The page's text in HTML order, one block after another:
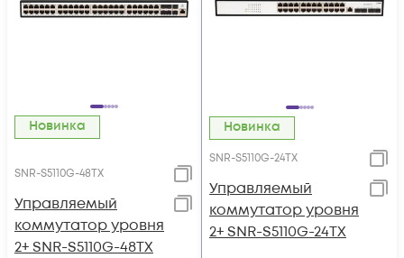
Новинка
SNR-S5110G-48TX
Управляемый
коммутатор уровня
2+ SNR-S5110G-48TX
Новинка
SNR-S5110G-24TX
Управляемый
коммутатор уровня
2+ SNR-S5110G-24TX